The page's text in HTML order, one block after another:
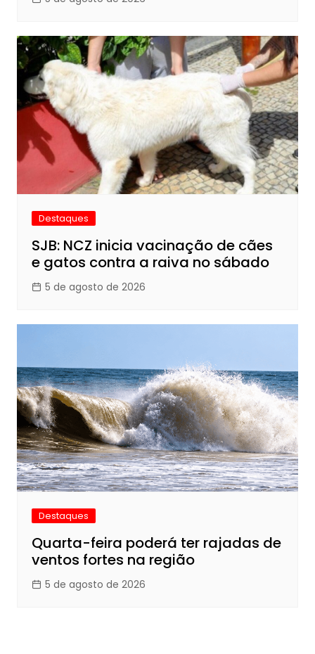
Destaques
SJB: NCZ inicia vacinação de cães
e gatos contra a raiva no sábado
5 de agosto de 2026
Destaques
Quarta-feira poderá ter rajadas de
ventos fortes na região
5 de agosto de 2026